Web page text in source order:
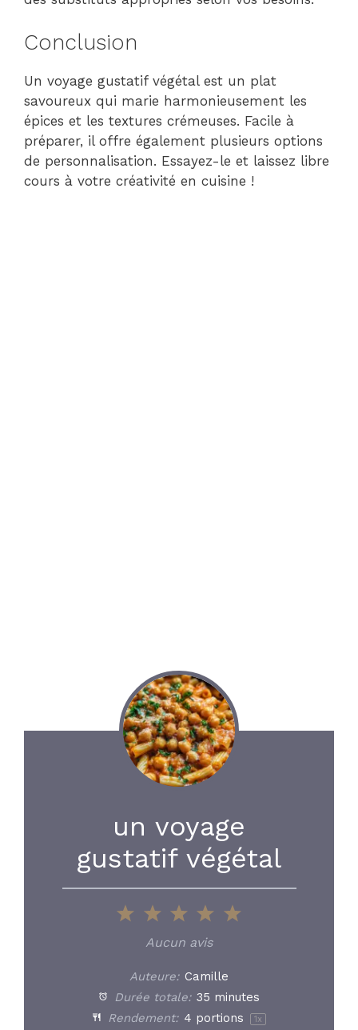
Conclusion
Un voyage gustatif végétal est un plat
savoureux qui marie harmonieusement les
épices et les textures crémeuses. Facile à
préparer, il offre également plusieurs options
de personnalisation. Essayez-le et laissez libre
cours à votre créativité en cuisine !
un voyage
gustatif végétal
5
4
3
Stars
2
Stars
1
Star
Aucun avis
Auteure: Camille
Durée totale: 35 minutes
Rendement: 4 portions 1x